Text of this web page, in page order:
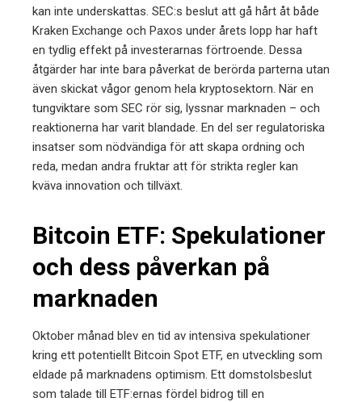
kan inte underskattas. SEC:s beslut att gå hårt åt både
Kraken Exchange och Paxos under årets lopp har haft
en tydlig effekt på investerarnas förtroende. Dessa
åtgärder har inte bara påverkat de berörda parterna utan
även skickat vågor genom hela kryptosektorn. När en
tungviktare som SEC rör sig, lyssnar marknaden – och
reaktionerna har varit blandade. En del ser regulatoriska
insatser som nödvändiga för att skapa ordning och
reda, medan andra fruktar att för strikta regler kan
kväva innovation och tillväxt.
Bitcoin ETF: Spekulationer
och dess påverkan på
marknaden
Oktober månad blev en tid av intensiva spekulationer
kring ett potentiellt Bitcoin Spot ETF, en utveckling som
eldade på marknadens optimism. Ett domstolsbeslut
som talade till ETF:ernas fördel bidrog till en